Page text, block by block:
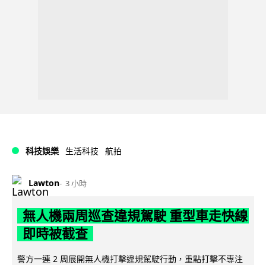
科技娛樂 生活科技 航拍
Lawton 3 小時
無人機兩周巡查違規駕駛 重型車走快線
即時被截查
警方一連 2 周展開無人機打擊違規駕駛行動，重點打擊不專注